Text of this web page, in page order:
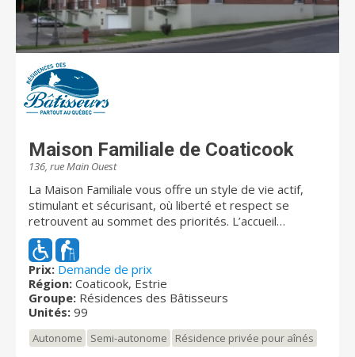
Maison Familiale de Coaticook
136, rue Main Ouest
La Maison Familiale vous offre un style de vie actif,
stimulant et sécurisant, où liberté et respect se
retrouvent au sommet des priorités. L’accueil
chaleureux de notre personnel et de nos résidents, la
beauté de nos paysages, la variété de nos activités et
la qualité de notre couvert servi en salle à manger ne
sont que quelques-unes des richesses qui font la
réputation de la Maison Familiale et que vous
aurez l’occasion de découvrir. La résidence sait
répondre à vos besoins en vous offrant des services
de qualité supérieure, autant au niveau du gîte, du
Prix: Demande de prix
Région: Coaticook, Estrie
Groupe: Résidences des Bâtisseurs
Unités: 99
Autonome Semi-autonome Résidence privée pour aînés